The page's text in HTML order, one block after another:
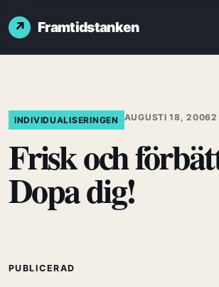
Framtidstanken
INDIVIDUALISERINGEN AUGUSTI 18, 20062
Frisk och
Dopa dig!
PUBLICERAD